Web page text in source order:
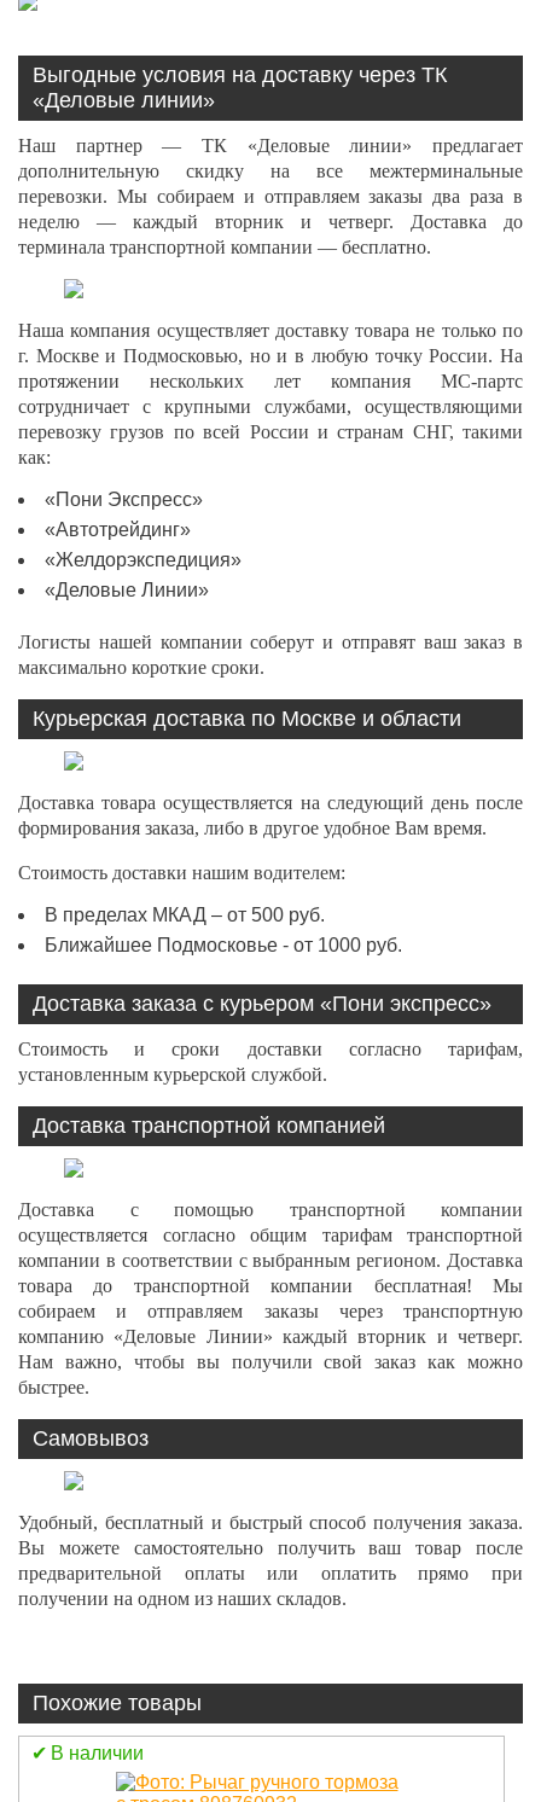
Выгодные условия на доставку через ТК
«Деловые линии»
Наш партнер — ТК «Деловые линии» предлагает
дополнительную скидку на все межтерминальные
перевозки. Мы собираем и отправляем заказы два раза в
неделю — каждый вторник и четверг. Доставка до
терминала транспортной компании — бесплатно.
Наша компания осуществляет доставку товара не только по
г. Москве и Подмосковью, но и в любую точку России. На
протяжении нескольких лет компания МС-партс
сотрудничает с крупными службами, осуществляющими
перевозку грузов по всей России и странам СНГ, такими
как:
«Пони Экспресс»
«Автотрейдинг»
«Желдорэкспедиция»
«Деловые Линии»
Логисты нашей компании соберут и отправят ваш заказ в
максимально короткие сроки.
Курьерская доставка по Москве и области
Доставка товара осуществляется на следующий день после
формирования заказа, либо в другое удобное Вам время.
Стоимость доставки нашим водителем:
В пределах МКАД – от 500 руб.
Ближайшее Подмосковье - от 1000 руб.
Доставка заказа с курьером «Пони экспресс»
Стоимость и сроки доставки согласно тарифам,
установленным курьерской службой.
Доставка транспортной компанией
Доставка с помощью транспортной компании
осуществляется согласно общим тарифам транспортной
компании в соответствии с выбранным регионом. Доставка
товара до транспортной компании бесплатная! Мы
собираем и отправляем заказы через транспортную
компанию «Деловые Линии» каждый вторник и четверг.
Нам важно, чтобы вы получили свой заказ как можно
быстрее.
Самовывоз
Удобный, бесплатный и быстрый способ получения заказа.
Вы можете самостоятельно получить ваш товар после
предварительной оплаты или оплатить прямо при
получении на одном из наших складов.
Похожие товары
В наличии